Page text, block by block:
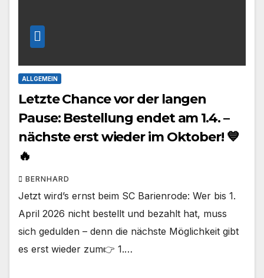
ALLGEMEIN
Letzte Chance vor der langen
Pause: Bestellung endet am 1.4. –
nächste erst wieder im Oktober! 💙
🔥
BERNHARD
Jetzt wird’s ernst beim SC Barienrode: Wer bis 1.
April 2026 nicht bestellt und bezahlt hat, muss
sich gedulden – denn die nächste Möglichkeit gibt
es erst wieder zum👉 1.…